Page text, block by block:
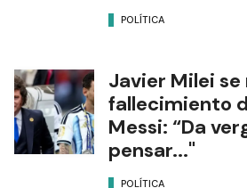
POLÍTICA
Javier Milei
fallecimiento
Messi: “Da
pensar..."
POLÍTICA